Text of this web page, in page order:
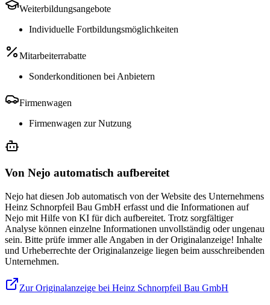
Weiterbildungsangebote
Individuelle Fortbildungsmöglichkeiten
Mitarbeiterrabatte
Sonderkonditionen bei Anbietern
Firmenwagen
Firmenwagen zur Nutzung
Von Nejo automatisch aufbereitet
Nejo hat diesen Job automatisch von der Website des Unternehmens
Heinz Schnorpfeil Bau GmbH erfasst und die Informationen auf
Nejo mit Hilfe von KI für dich aufbereitet. Trotz sorgfältiger
Analyse können einzelne Informationen unvollständig oder ungenau
sein. Bitte prüfe immer alle Angaben in der Originalanzeige! Inhalte
und Urheberrechte der Originalanzeige liegen beim ausschreibenden
Unternehmen.
Zur Originalanzeige bei Heinz Schnorpfeil Bau GmbH